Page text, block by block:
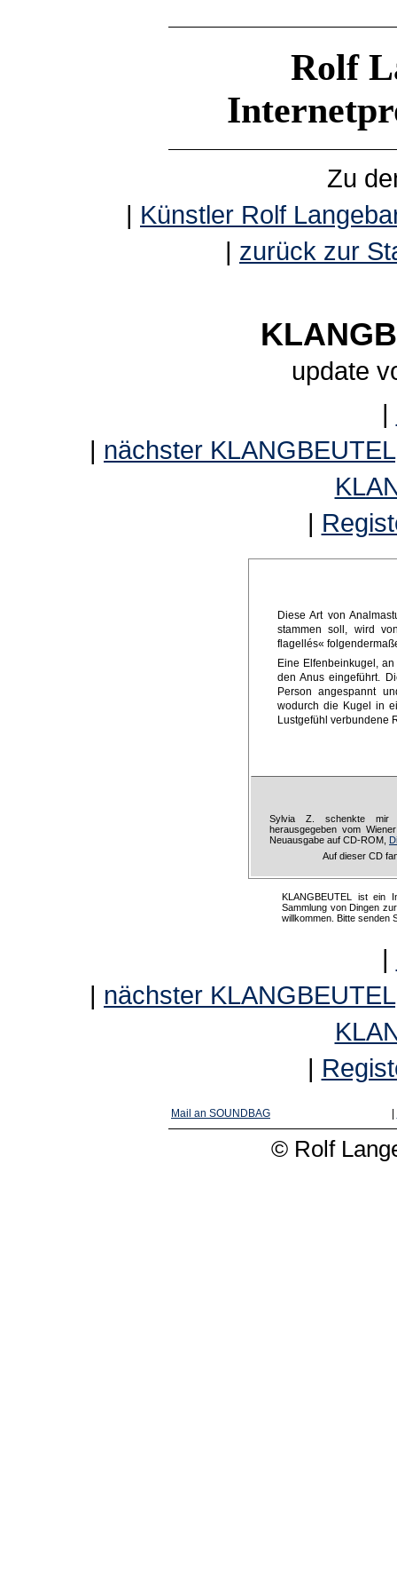
Rolf
Zu
| Künstler Rolf
| zurück zur
update
|
| nächster KLANGBEUTEL
|
Diese Art von
stammen soll, wird
flagellés«
Eine Elfenbeinkugel,
den Anus eingeführt.
Person angespannt
wodurch die Kugel in
Lustgefühl verbundene
Sylvia Z. schenkte mir
herausgegeben vom
Neuausgabe auf CD-ROM,
Auf dieser CD
KLANGBEUTEL ist ein
Sammlung von Dingen
willkommen. Bitte senden
|
| nächster KLANGBEUTEL
|
Mail an SOUNDBAG
© Rolf